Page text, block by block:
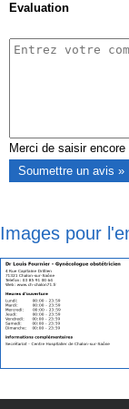
Evaluation
Merci de saisir encore
Images pour